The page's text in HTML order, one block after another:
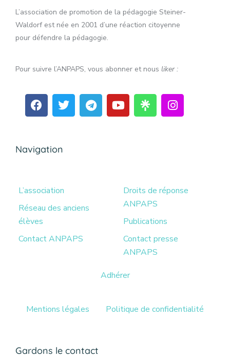
L’association de promotion de la pédagogie Steiner-
Waldorf est née en 2001 d’une réaction citoyenne
pour défendre la pédagogie.
Pour suivre l’ANPAPS, vous abonner et nous liker :
Navigation
L’association
Réseau des anciens
élèves
Contact ANPAPS
Droits de réponse
ANPAPS
Publications
Contact presse
ANPAPS
Adhérer
Mentions légales Politique de confidentialité
Gardons le contact